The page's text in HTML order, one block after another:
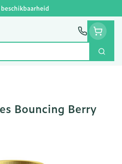
Zoek
Bouncing Berry